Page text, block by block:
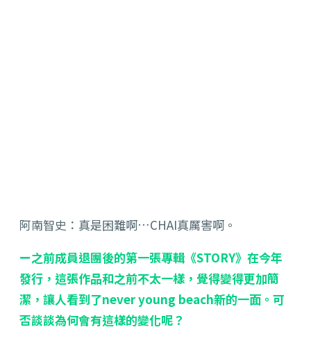
阿南智史：真是困難啊…CHAI真厲害啊。
ー之前成員退團後的第一張專輯《STORY》在今年
發行，這張作品和之前不太一樣，覺得變得更加簡
潔，讓人看到了never young beach新的一面。可
否談談為何會有這樣的變化呢？